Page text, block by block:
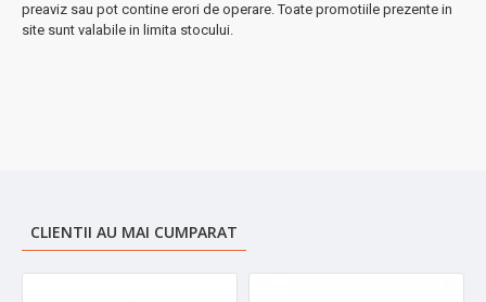
✓ Poziție fixă sau cu rotire după preferință
✓ Ideal pentru dormitor, living sau birou
preaviz sau pot contine erori de operare. Toate promotiile prezente in
site sunt valabile in limita stocului.
CLIENTII AU MAI CUMPARAT